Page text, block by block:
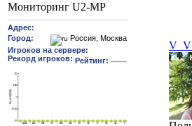
Мониторинг U2-MP
V_V